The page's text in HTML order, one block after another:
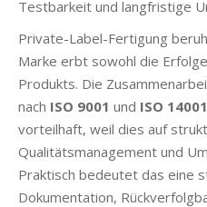
Testbarkeit und langfristige
Private-Label-Fertigung
Marke erbt sowohl die
Produkts. Die
nach ISO 9001 und ISO 14001
vorteilhaft, weil dies auf
Qualitätsmanagement und
Praktisch bedeutet das eine
Dokumentation,